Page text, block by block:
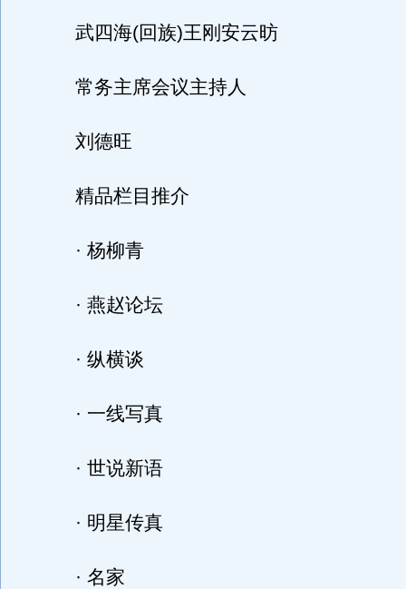
武四海(回族)王刚安云昉
常务主席会议主持人
刘德旺
精品栏目推介
· 杨柳青
· 燕赵论坛
· 纵横谈
· 一线写真
· 世说新语
· 明星传真
· 名家